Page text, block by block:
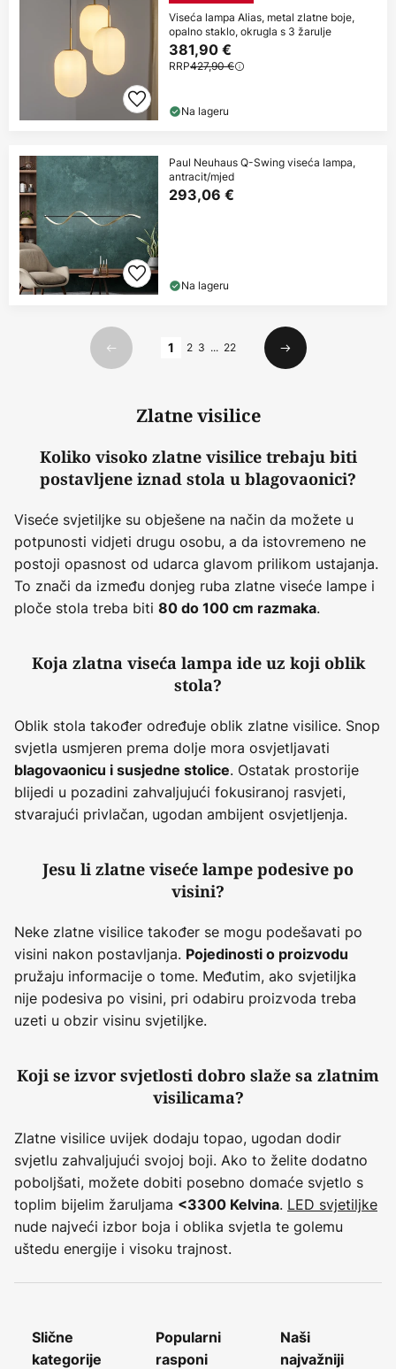
Viseća lampa Alias, metal zlatne boje,
opalno staklo, okrugla s 3 žarulje
381,90 €
RRP427,90 €
Na lageru
Paul Neuhaus Q-Swing viseća lampa,
antracit/mjed
293,06 €
Na lageru
Prethodno
1 2 3 ... 22
Sljedeći
Zlatne visilice
Koliko visoko zlatne visilice trebaju biti
postavljene iznad stola u blagovaonici?
Viseće svjetiljke su obješene na način da možete u
potpunosti vidjeti drugu osobu, a da istovremeno ne
postoji opasnost od udarca glavom prilikom ustajanja.
To znači da između donjeg ruba zlatne viseće lampe i
ploče stola treba biti 80 do 100 cm razmaka.
Koja zlatna viseća lampa ide uz koji oblik
stola?
Oblik stola također određuje oblik zlatne visilice. Snop
svjetla usmjeren prema dolje mora osvjetljavati
blagovaonicu i susjedne stolice. Ostatak prostorije
blijedi u pozadini zahvaljujući fokusiranoj rasvjeti,
stvarajući privlačan, ugodan ambijent osvjetljenja.
Jesu li zlatne viseće lampe podesive po
visini?
Neke zlatne visilice također se mogu podešavati po
visini nakon postavljanja. Pojedinosti o proizvodu
pružaju informacije o tome. Međutim, ako svjetiljka
nije podesiva po visini, pri odabiru proizvoda treba
uzeti u obzir visinu svjetiljke.
Koji se izvor svjetlosti dobro slaže sa zlatnim
visilicama?
Zlatne visilice uvijek dodaju topao, ugodan dodir
svjetlu zahvaljujući svojoj boji. Ako to želite dodatno
poboljšati, možete dobiti posebno domaće svjetlo s
toplim bijelim žaruljama <3300 Kelvina. LED svjetiljke
nude najveći izbor boja i oblika svjetla te golemu
uštedu energije i visoku trajnost.
Slične
kategorije
Popularni
rasponi
Naši
najvažniji